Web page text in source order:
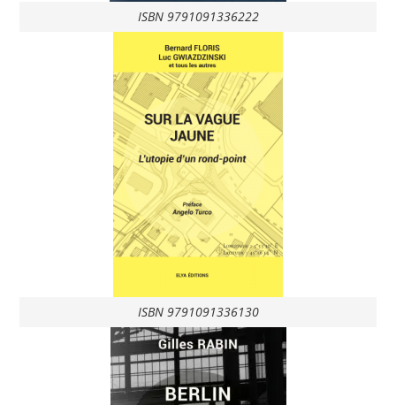
ISBN 9791091336222
ISBN 9791091336130